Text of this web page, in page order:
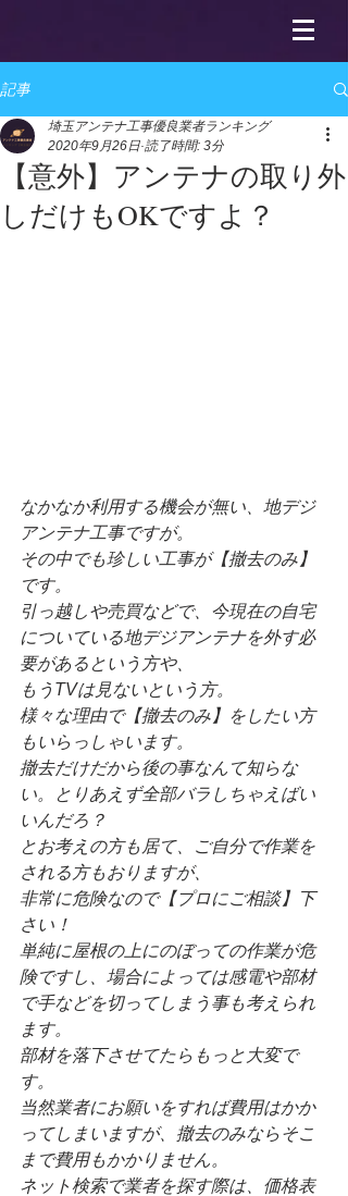
記事
【意外】アンテナの取り外
しだけもOKですよ？
埼玉アンテナ工事優良業者ランキング
2020年9月26日 読了時間: 3分
なかなか利用する機会が無い、地デジ
アンテナ工事ですが。
その中でも珍しい工事が【撤去のみ】
です。
引っ越しや売買などで、今現在の自宅
についている地デジアンテナを外す必
要があるという方や、
もうTVは見ないという方。
様々な理由で【撤去のみ】をしたい方
もいらっしゃいます。
撤去だけだから後の事なんて知らな
い。とりあえず全部バラしちゃえばい
いんだろ？
とお考えの方も居て、ご自分で作業を
される方もおりますが、
非常に危険なので【プロにご相談】下
さい！
単純に屋根の上にのぼっての作業が危
険ですし、場合によっては感電や部材
で手などを切ってしまう事も考えられ
ます。
部材を落下させてたらもっと大変で
す。
当然業者にお願いをすれば費用はかか
ってしまいますが、撤去のみならそこ
まで費用もかかりません。
ネット検索で業者を探す際は、価格表